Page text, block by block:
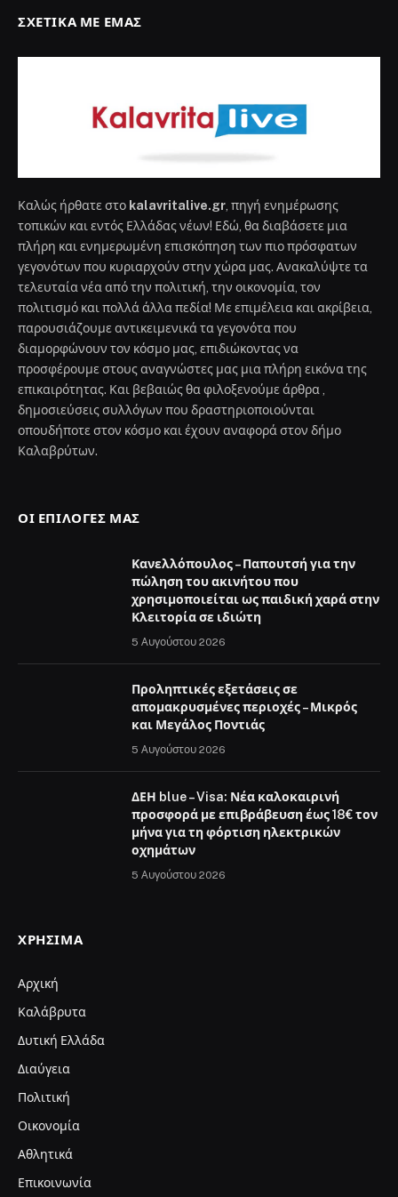
ΣΧΕΤΙΚΆ ΜΕ ΕΜΆΣ
Καλώς ήρθατε στο kalavritalive.gr , πηγή ενημέρωσης
τοπικών και εντός Ελλάδας νέων! Εδώ, θα διαβάσετε μια
πλήρη και ενημερωμένη επισκόπηση των πιο πρόσφατων
γεγονότων που κυριαρχούν στην χώρα μας. Ανακαλύψτε τα
τελευταία νέα από την πολιτική, την οικονομία, τον
πολιτισμό και πολλά άλλα πεδία! Με επιμέλεια και ακρίβεια,
παρουσιάζουμε αντικειμενικά τα γεγονότα που
διαμορφώνουν τον κόσμο μας, επιδιώκοντας να
προσφέρουμε στους αναγνώστες μας μια πλήρη εικόνα της
επικαιρότητας. Και βεβαιώς θα φιλοξενούμε άρθρα ,
δημοσιεύσεις συλλόγων που δραστηριοποιούνται
οπουδήποτε στον κόσμο και έχουν αναφορά στον δήμο
Καλαβρύτων.
ΟΙ ΕΠΙΛΟΓΈΣ ΜΑΣ
Κανελλόπουλος – Παπουτσή για την
πώληση του ακινήτου που
χρησιμοποιείται ως παιδική χαρά στην
Κλειτορία σε ιδιώτη
5 Αυγούστου 2026
Προληπτικές εξετάσεις σε
απομακρυσμένες περιοχές – Μικρός
και Μεγάλος Ποντιάς
5 Αυγούστου 2026
ΔΕΗ blue – Visa: Νέα καλοκαιρινή
προσφορά με επιβράβευση έως 18€ τον
μήνα για τη φόρτιση ηλεκτρικών
οχημάτων
5 Αυγούστου 2026
ΧΡΉΣΙΜΑ
Αρχική
Καλάβρυτα
Δυτική Ελλάδα
Διαύγεια
Πολιτική
Οικονομία
Αθλητικά
Επικοινωνία